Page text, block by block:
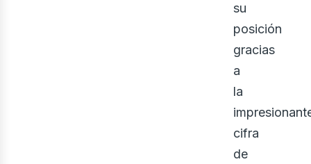
su
posición
gracias
a
la
cifra
de